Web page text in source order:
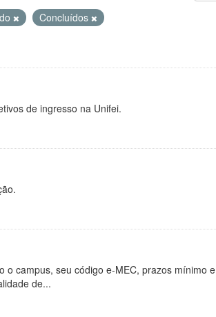
Concluídos
de ingresso na Unifei.
o campus, seu código e-MEC, prazos mínimo
de...